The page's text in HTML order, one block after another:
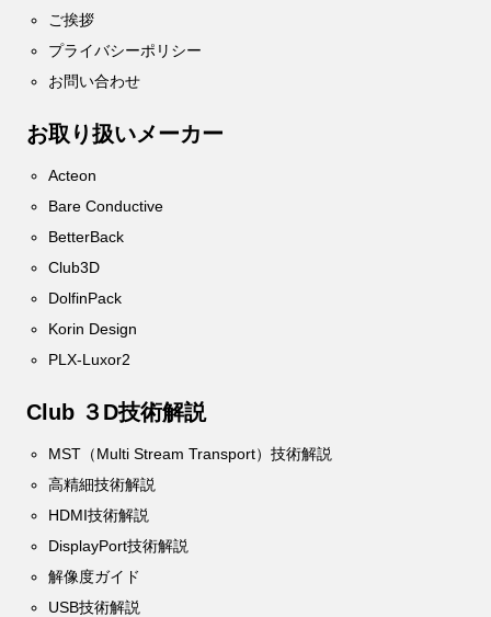
ご挨拶
プライバシーポリシー
お問い合わせ
お取り扱いメーカー
Acteon
Bare Conductive
BetterBack
Club3D
DolfinPack
Korin Design
PLX-Luxor2
Club ３D技術解説
MST（Multi Stream Transport）技術解説
高精細技術解説
HDMI技術解説
DisplayPort技術解説
解像度ガイド
USB技術解説